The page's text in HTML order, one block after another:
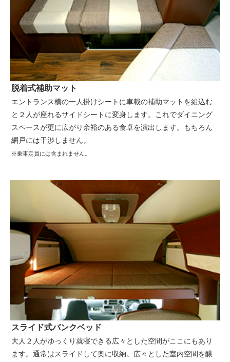
脱着式補助マット
エントランス横の一人掛けシートに車載の補助マットを組込む
と２人が座れるサイドシートに変身します。これでダイニング
スペースが更に広がり余裕のある食卓を演出します。もちろん
網戸には干渉しません。
※乗車定員には含まれません。
スライド式バンクベッド
大人２人がゆっくり就寝できる広々とした空間がここにもあり
ます。通常はスライドして奥に収納。広々とした室内空間を醸